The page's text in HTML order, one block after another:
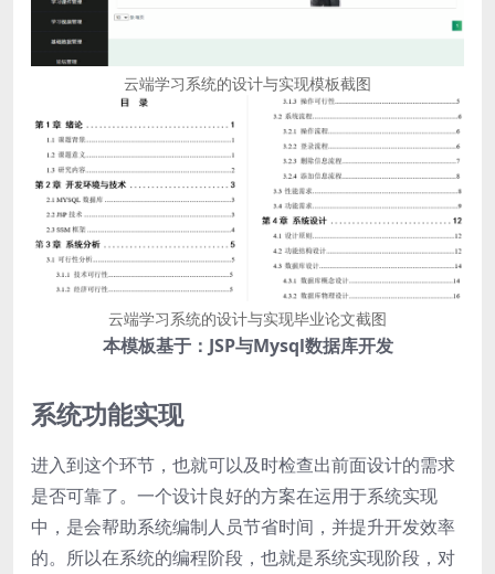
云端学习系统的设计与实现模板截图
云端学习系统的设计与实现毕业论文截图
本模板基于：JSP与Mysql数据库开发
系统功能实现
进入到这个环节，也就可以及时检查出前面设计的需求
是否可靠了。一个设计良好的方案在运用于系统实现
中，是会帮助系统编制人员节省时间，并提升开发效率
的。所以在系统的编程阶段，也就是系统实现阶段，对